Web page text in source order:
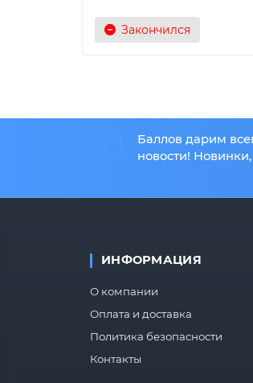
Закончился
Баллов дарим
новости!
ИНФОРМАЦИЯ
О компании
Оплата и доставка
Политика безопасности
Контакты